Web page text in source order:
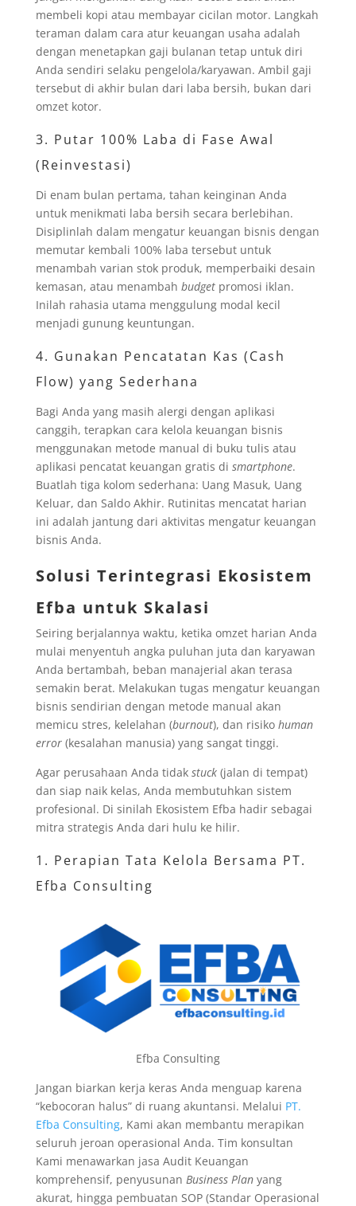
membeli kopi atau membayar cicilan motor. Langkah
teraman dalam cara atur keuangan usaha adalah
dengan menetapkan gaji bulanan tetap untuk diri
Anda sendiri selaku pengelola/karyawan. Ambil gaji
tersebut di akhir bulan dari laba bersih, bukan dari
omzet kotor.
3. Putar 100% Laba di Fase Awal
(Reinvestasi)
Di enam bulan pertama, tahan keinginan Anda
untuk menikmati laba bersih secara berlebihan.
Disiplinlah dalam mengatur keuangan bisnis dengan
memutar kembali 100% laba tersebut untuk
menambah varian stok produk, memperbaiki desain
kemasan, atau menambah budgetpromosi iklan.
Inilah rahasia utama menggulung modal kecil
menjadi gunung keuntungan.
4. Gunakan Pencatatan Kas (Cash
Flow) yang Sederhana
Bagi Anda yang masih alergi dengan aplikasi
canggih, terapkan cara kelola keuangan bisnis
menggunakan metode manual di buku tulis atau
aplikasi pencatat keuangan gratis di smartphone.
Buatlah tiga kolom sederhana: Uang Masuk, Uang
Keluar, dan Saldo Akhir. Rutinitas mencatat harian
ini adalah jantung dari aktivitas mengatur keuangan
bisnis Anda.
Solusi Terintegrasi Ekosistem
Efba untuk Skalasi
Seiring berjalannya waktu, ketika omzet harian Anda
mulai menyentuh angka puluhan juta dan karyawan
Anda bertambah, beban manajerial akan terasa
semakin berat. Melakukan tugas mengatur keuangan
bisnis sendirian dengan metode manual akan
memicu stres, kelelahan (burnout), dan risiko human
error(kesalahan manusia) yang sangat tinggi.
Agar perusahaan Anda tidak stuck(jalan di tempat)
dan siap naik kelas, Anda membutuhkan sistem
profesional. Di sinilah Ekosistem Efba hadir sebagai
mitra strategis Anda dari hulu ke hilir.
1. Perapian Tata Kelola Bersama PT.
Efba Consulting
Efba Consulting
Jangan biarkan kerja keras Anda menguap karena
“kebocoran halus” di ruang akuntansi. Melalui PT.
Efba Consulting, Kami akan membantu merapikan
seluruh jeroan operasional Anda. Tim konsultan
Kami menawarkan jasa Audit Keuangan
komprehensif, penyusunan Business Planyang
akurat, hingga pembuatan SOP (Standar Operasional